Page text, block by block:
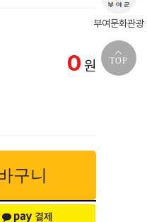
부여문화관광
TOP
0 원
구니